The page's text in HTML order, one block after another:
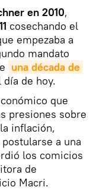
en 2010,
cosechando el
empezaba a
mandato
una década de
día de hoy.
que
presiones sobre
inflación,
a una
los comicios
de
Macri.